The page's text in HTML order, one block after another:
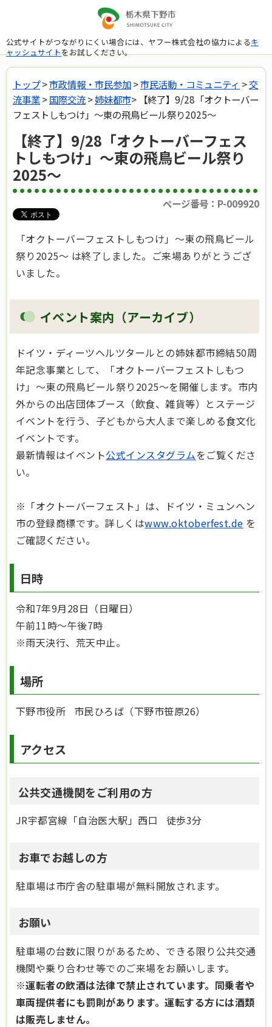
公式サイトがつながりにくい場合には、ヤフー株式会社の協力によるキ
ャッシュサイトをお試しください。
トップ>市政情報・市民参加>市民活動・コミュニティ >交
流事業>国際交流>姉妹都市> 【終了】9/28「オクトーバー
フェストしもつけ」～東の飛鳥ビール祭り2025～
【終了】9/28「オクトーバーフェス
トしもつけ」～東の飛鳥ビール祭り
2025～
ページ番号：P-009920
「オクトーバーフェストしもつけ」～東の飛鳥ビール
祭り2025～ は終了しました。ご来場ありがとうござ
いました。
イベント案内（アーカイブ）
ドイツ・ディーツヘルツタールとの姉妹都市締結50周
年記念事業として、「オクトーバーフェストしもつ
け」～東の飛鳥ビール祭り2025～を開催します。市内
外からの出店団体ブース（飲食、雑貨等）とステージ
イベントを行う、子どもから大人まで楽しめる食文化
イベントです。
最新情報はイベント公式インスタグラムをご覧くださ
い。
※「オクトーバーフェスト」は、ドイツ・ミュンヘン
市の登録商標です。詳しくはwww.oktoberfest.de を
ご確認ください。
日時
令和7年9月28日（日曜日）
午前11時～午後7時
※雨天決行、荒天中止。
場所
下野市役所 市民ひろば（下野市笹原26）
アクセス
公共交通機関をご利用の方
JR宇都宮線「自治医大駅」西口 徒歩3分
お車でお越しの方
駐車場は市庁舎の駐車場が無料開放されます。
お願い
駐車場の台数に限りがあるため、できる限り公共交通
機関や乗り合わせ等でのご来場をお願いします。
※運転者の飲酒は法律で禁止されています。同乗者や
車両提供者にも罰則があります。運転する方には酒類
は販売しません。